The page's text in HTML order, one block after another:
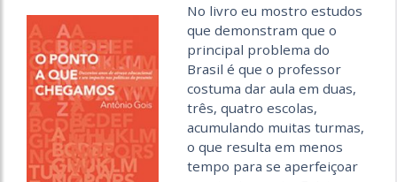
No livro eu mostro estudos
que demonstram que o
principal problema do
Brasil é que o professor
costuma dar aula em duas,
três, quatro escolas,
acumulando muitas turmas,
o que resulta em menos
tempo para se aperfeiçoar